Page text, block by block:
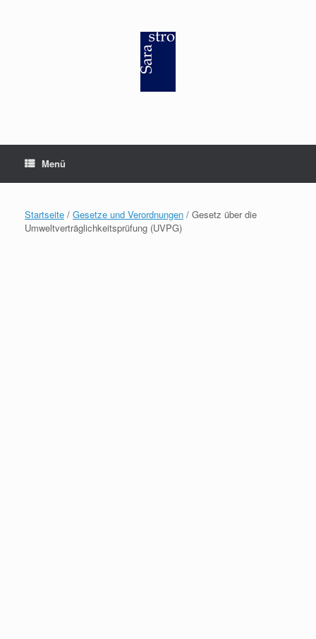
Menü
Startseite / Gesetze und Verordnungen / Gesetz über die
Umweltverträglichkeitsprüfung (UVPG)